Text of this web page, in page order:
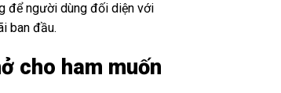
để người dùng đối diện với
ban đầu.
cho ham muốn